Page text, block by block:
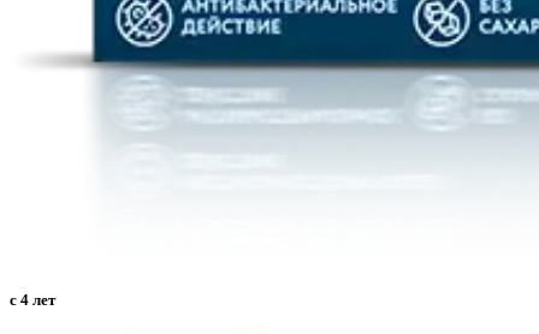
с 4 лет